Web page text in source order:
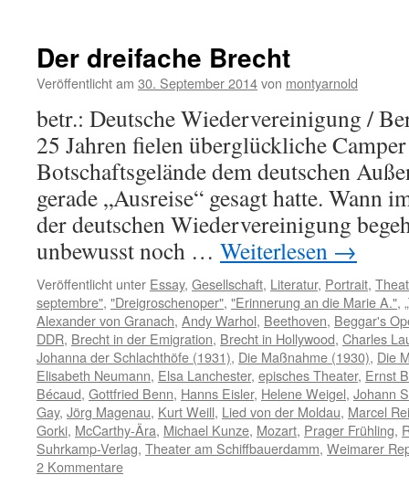
Der dreifache Brecht
Veröffentlicht am 30. September 2014von montyarnold
betr.: Deutsche Wiedervereinigung /
25 Jahren fielen überglückliche
Botschaftsgelände dem deutschen
gerade „Ausreise“ gesagt hatte. Wann
der deutschen Wiedervereinigung
unbewusst noch … Weiterlesen →
Veröffentlicht unter Essay, Gesellschaft, Literatur, Portrait,
septembre", "Dreigroschenoper", "Erinnerung an die Marie A.",
Alexander von Granach, Andy Warhol, Beethoven, Beggar's
DDR, Brecht in der Emigration, Brecht in Hollywood, Charles
Johanna der Schlachthöfe (1931), Die Maßnahme (1930), Die
Elisabeth Neumann, Elsa Lanchester, episches Theater, Ernst
Bécaud, Gottfried Benn, Hanns Eisler, Helene Weigel, Johann
Gay, Jörg Magenau, Kurt Weill, Lied von der Moldau, Marcel
Gorki, McCarthy-Ära, Michael Kunze, Mozart, Prager Frühling,
Suhrkamp-Verlag, Theater am Schiffbauerdamm, Weimarer
2 Kommentare